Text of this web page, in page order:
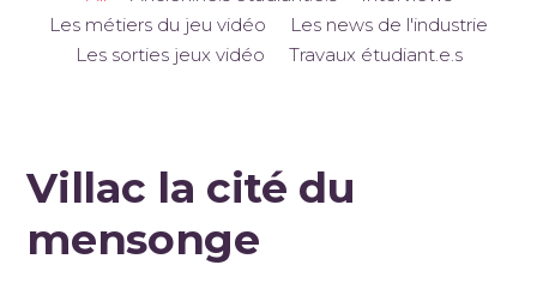
Les métiers du jeu vidéo
Les news de l'industrie
Les sorties jeux vidéo
Travaux étudiant.e.s
Villac la cité du
mensonge